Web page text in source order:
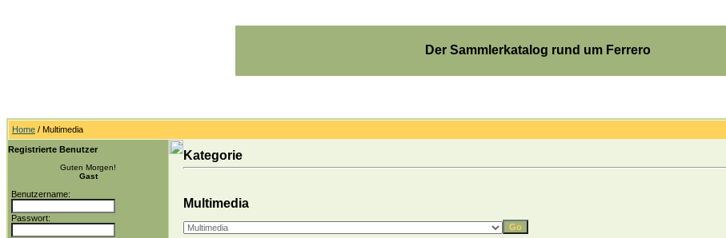
Der Sammlerkatalog rund um Ferrero
Home / Multimedia
Registrierte Benutzer
Guten Morgen!
Gast
Benutzername:
Passwort:
Kategorie
Multimedia